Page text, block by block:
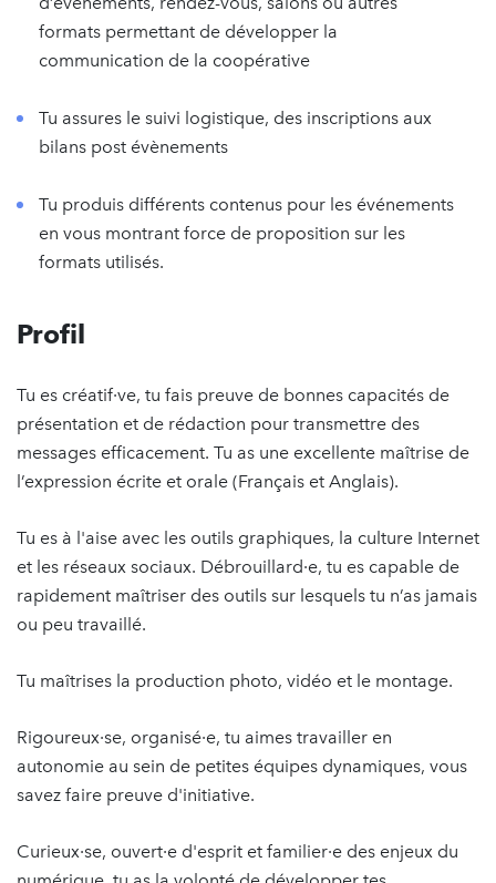
formats permettant de développer la
communication de la coopérative
Tu assures le suivi logistique, des inscriptions aux
bilans post évènements
Tu produis différents contenus pour les événements
en vous montrant force de proposition sur les
formats utilisés.
Profil
Tu es créatif·ve, tu fais preuve de bonnes capacités de
présentation et de rédaction pour transmettre des
messages efficacement. Tu as une excellente maîtrise de
l’expression écrite et orale (Français et Anglais).
Tu es à l'aise avec les outils graphiques, la culture Internet
et les réseaux sociaux. Débrouillard·e, tu es capable de
rapidement maîtriser des outils sur lesquels tu n’as jamais
ou peu travaillé.
Tu maîtrises la production photo, vidéo et le montage.
Rigoureux·se, organisé·e, tu aimes travailler en
autonomie au sein de petites équipes dynamiques, vous
savez faire preuve d'initiative.
Curieux·se, ouvert·e d'esprit et familier·e des enjeux du